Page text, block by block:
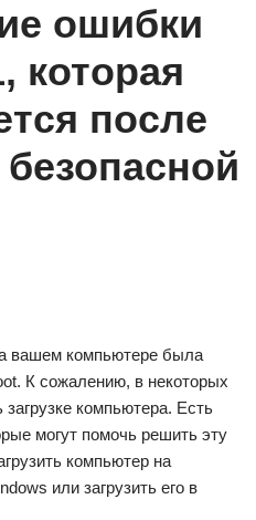
ошибки
которая
после
вашем компьютере была
К сожалению, в некоторых
компьютера. Есть
могут помочь решить эту
компьютер на
или загрузить его в